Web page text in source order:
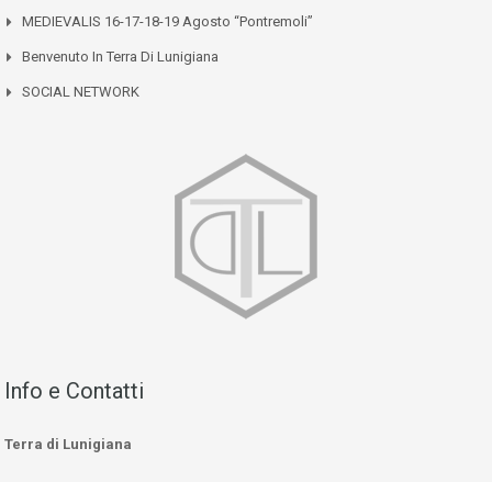
MEDIEVALIS 16-17-18-19 Agosto “Pontremoli”
Benvenuto In Terra Di Lunigiana
SOCIAL NETWORK
Info e Contatti
Terra di Lunigiana